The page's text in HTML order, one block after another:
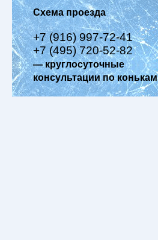
Схема проезда
+7 (916) 997-72-41
+7 (495) 720-52-82
— круглосуточные
консультации по конькам